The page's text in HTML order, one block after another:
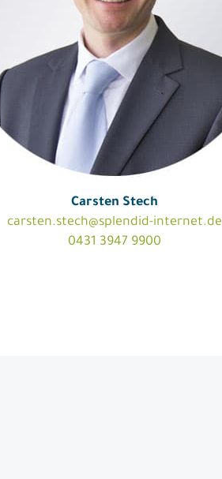
Carsten Stech
carsten.stech@splendid-internet.de
0431 3947 9900